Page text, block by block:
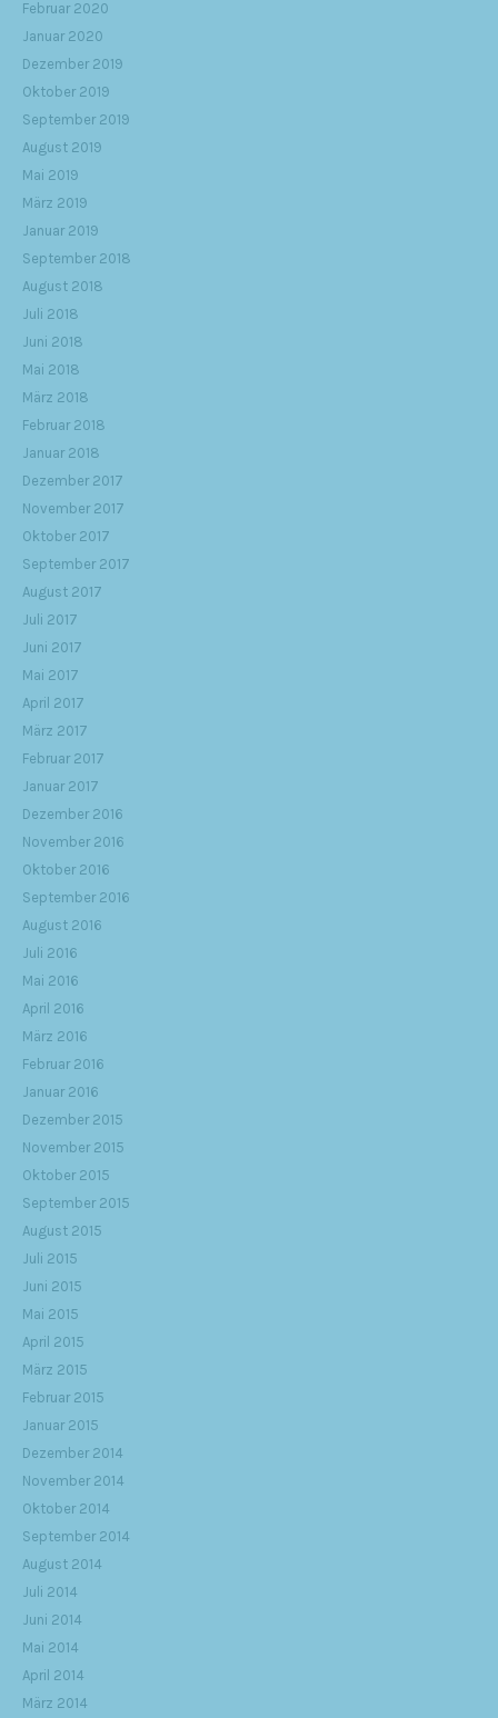
Februar 2020
Januar 2020
Dezember 2019
Oktober 2019
September 2019
August 2019
Mai 2019
März 2019
Januar 2019
September 2018
August 2018
Juli 2018
Juni 2018
Mai 2018
März 2018
Februar 2018
Januar 2018
Dezember 2017
November 2017
Oktober 2017
September 2017
August 2017
Juli 2017
Juni 2017
Mai 2017
April 2017
März 2017
Februar 2017
Januar 2017
Dezember 2016
November 2016
Oktober 2016
September 2016
August 2016
Juli 2016
Mai 2016
April 2016
März 2016
Februar 2016
Januar 2016
Dezember 2015
November 2015
Oktober 2015
September 2015
August 2015
Juli 2015
Juni 2015
Mai 2015
April 2015
März 2015
Februar 2015
Januar 2015
Dezember 2014
November 2014
Oktober 2014
September 2014
August 2014
Juli 2014
Juni 2014
Mai 2014
April 2014
März 2014